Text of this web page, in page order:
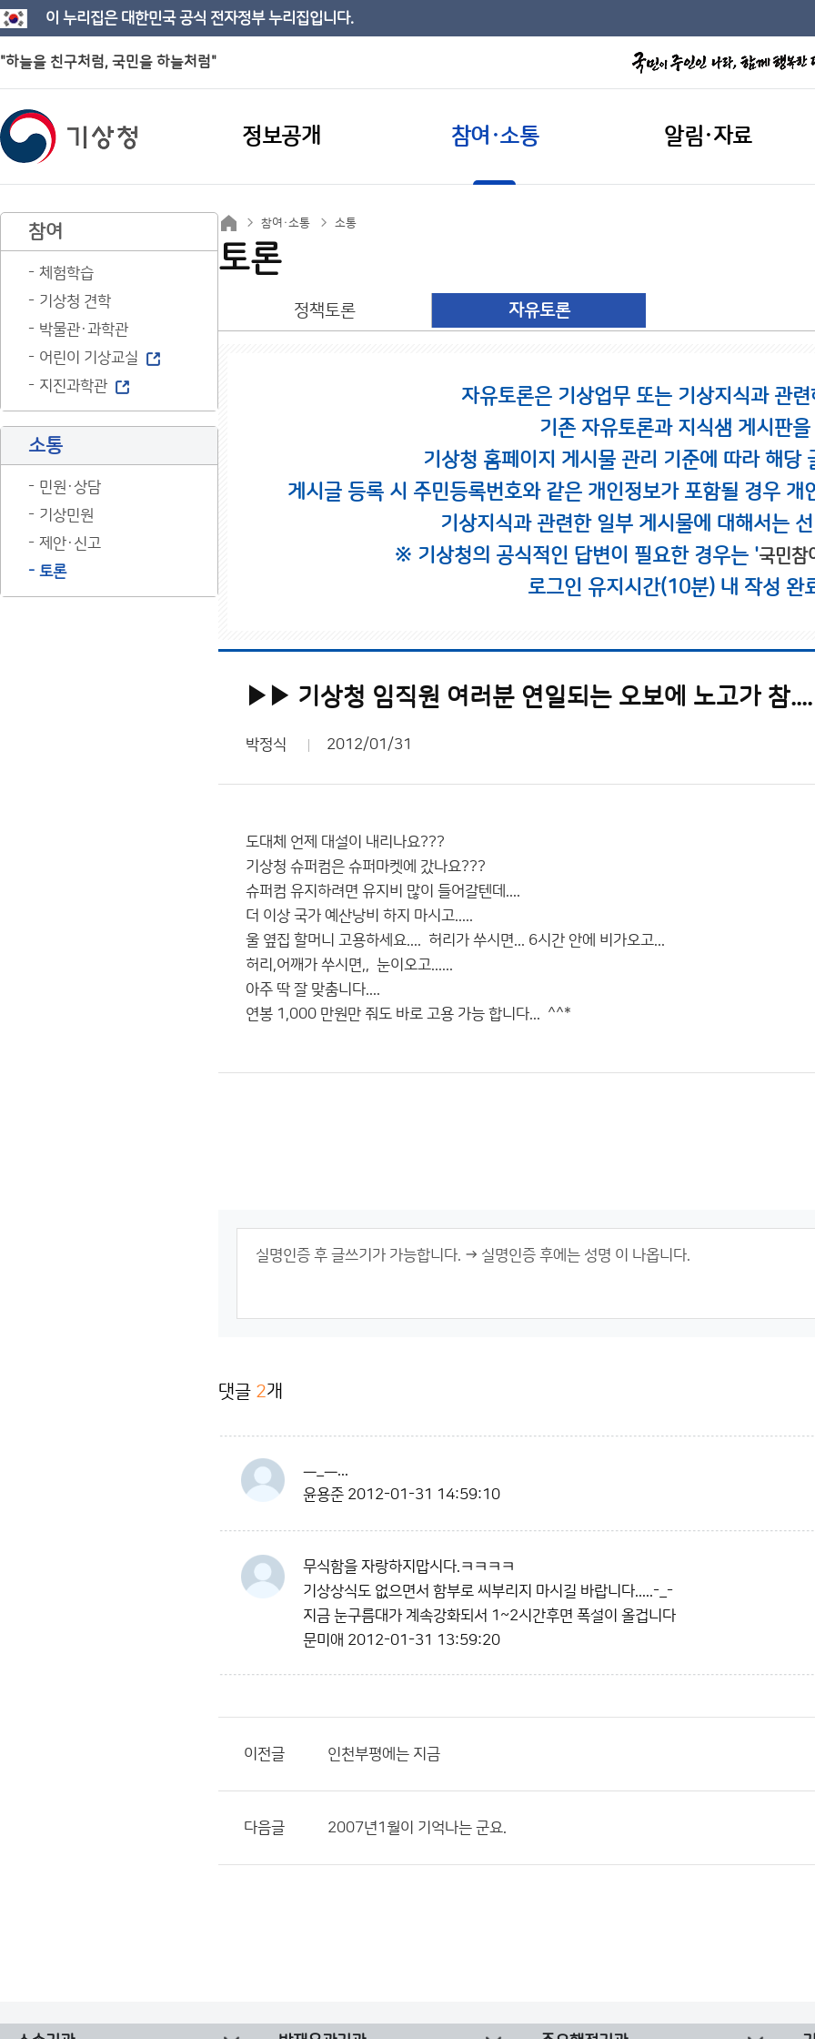
이 누리집은 대한민국 공식 전자정부 누리집입니다.
"하늘을 친구처럼, 국민을 하늘처럼"
정보공개 참여·소통 알림·자료
참여
체험학습
기상청 견학
박물관·과학관
어린이 기상교실
지진과학관
소통
민원·상담
기상민원
제안·신고
토론
참여·소통 소통
토론
정책토론 자유토론
자유토론은 기상업무 또는 기상지식과 관
기존 자유토론과 지식샘 게시판
기상청 홈페이지 게시물 관리 기준에 따라 해당
게시글 등록 시 주민등록번호와 같은 개인정보가 포함될 경우
기상지식과 관련한 일부 게시물에 대해서는
※ 기상청의 공식적인 답변이 필요한 경우는 '국민참
로그인 유지시간(10분) 내 작성 완
▶▶ 기상청 임직원 여러분 연일되는 오보에 노고가 참
박정식 2012/01/31
도대체 언제 대설이 내리나요???
기상청 슈퍼컴은 슈퍼마켓에 갔나요???
슈퍼컴 유지하려면 유지비 많이 들어갈텐데....
더 이상 국가 예산낭비 하지 마시고.....
울 옆집 할머니 고용하세요.... 허리가 쑤시면... 6시간 안에 비가오고...
허리,어깨가 쑤시면,, 눈이오고......
아주 딱 잘 맞춤니다....
연봉 1,000 만원만 줘도 바로 고용 가능 합니다... ^^*
댓글 2개
ㅡ_ㅡ...
윤용준 2012-01-31 14:59:10
무식함을 자랑하지맙시다.ㅋㅋㅋㅋ
기상상식도 없으면서 함부로 씨부리지 마시길 바랍니다.....-_-
지금 눈구름대가 계속강화되서 1~2시간후면 폭설이 올겁니다
문미애 2012-01-31 13:59:20
이전글 인천부평에는 지금
다음글 2007년1월이 기억나는 군요.